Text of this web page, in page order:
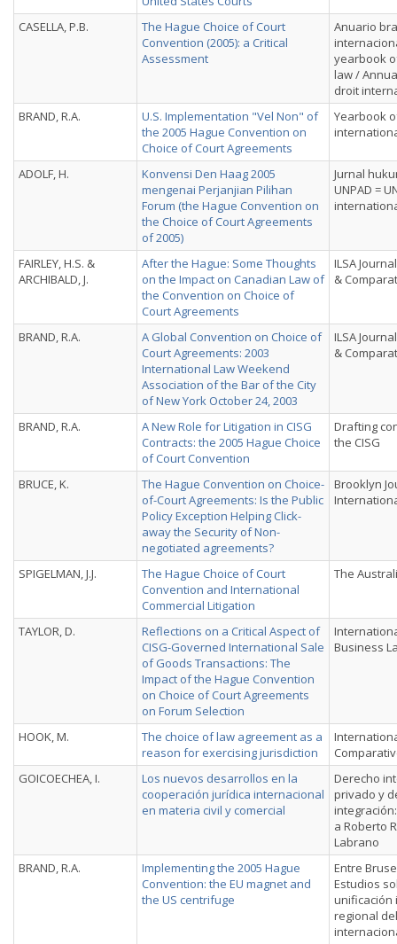
CASELLA, P.B.
The Hague Choice of Court
Convention (2005): a Critical
Assessment
Anuario
yearbook
law /
droit
BRAND, R.A.
U.S. Implementation "Vel Non" of
the 2005 Hague Convention on
Choice of Court Agreements
Yearbook
ADOLF, H.
Konvensi Den Haag 2005
mengenai Perjanjian Pilihan
Forum (the Hague Convention on
the Choice of Court Agreements
of 2005)
Jurnal
UNPAD =
FAIRLEY, H.S. &
ARCHIBALD, J.
After the Hague: Some Thoughts
on the Impact on Canadian Law of
the Convention on Choice of
Court Agreements
ILSA
&
BRAND, R.A.
A Global Convention on Choice of
Court Agreements: 2003
International Law Weekend
Association of the Bar of the City
of New York October 24, 2003
ILSA
&
BRAND, R.A.
A New Role for Litigation in CISG
Contracts: the 2005 Hague Choice
of Court Convention
Drafting
the CISG
BRUCE, K.
The Hague Convention on Choice-
of-Court Agreements: Is the Public
Policy Exception Helping Click-
away the Security of Non-
negotiated agreements?
Brooklyn
SPIGELMAN, J.J.
The Hague Choice of Court
Convention and International
Commercial Litigation
The
TAYLOR, D.
Reflections on a Critical Aspect of
CISG-Governed International Sale
of Goods Transactions: The
Impact of the Hague Convention
on Choice of Court Agreements
on Forum Selection
Business
HOOK, M.
The choice of law agreement as a
reason for exercising jurisdiction
GOICOECHEA, I.
Los nuevos desarrollos en la
cooperación jurídica internacional
en materia civil y comercial
Derecho
privado y
a Roberto
Labrano
BRAND, R.A.
Implementing the 2005 Hague
Convention: the EU magnet and
the US centrifuge
Entre
Estudios
unificación
regional